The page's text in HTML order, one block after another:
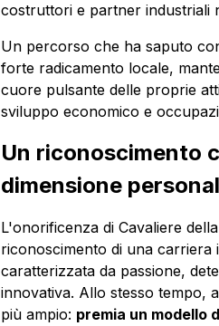
costruttori e partner industriali
Un percorso che ha saputo
forte radicamento locale,
cuore pulsante delle proprie
sviluppo economico e
Un riconoscimento
dimensione
L'onorificenza di Cavaliere
riconoscimento di una carriera
caratterizzata da passione,
innovativa. Allo stesso tempo,
più ampio: premia un modello